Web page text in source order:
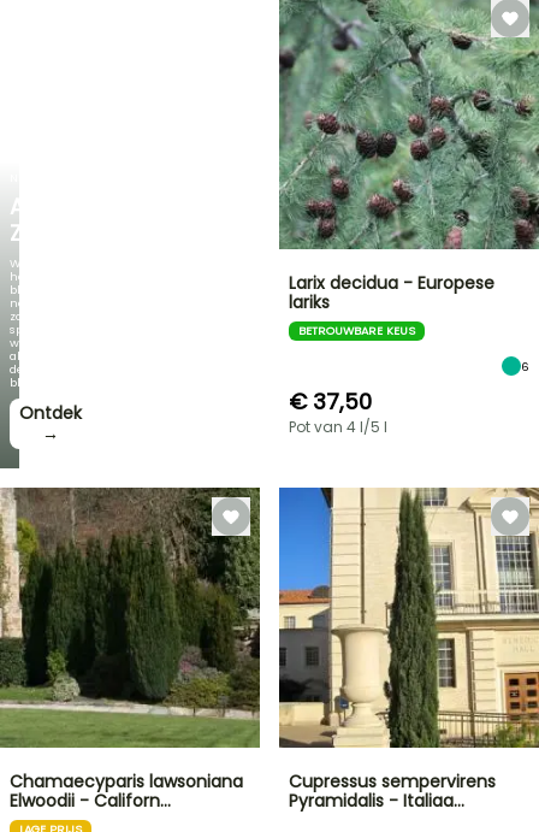
AGAPANTHUS
ZAMBEZI
Wanneer
het
blad
net
zo
spectaculair
wordt
als
de
bloei!
Ontdek
→
Larix decidua - Europese
lariks
BETROUWBARE KEUS
6
€ 37,50
Pot van 4 l/5 l
Chamaecyparis lawsoniana
Elwoodii - Californ…
Cupressus sempervirens
Pyramidalis - Italiaa…